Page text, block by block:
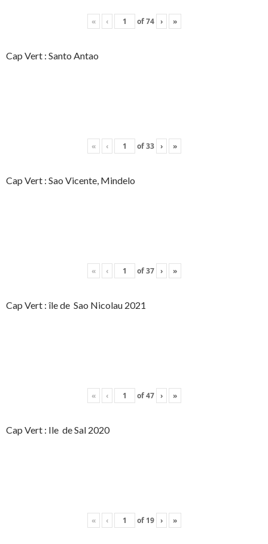
« ‹ of74 › »
Cap Vert : Santo Antao
« ‹ of33 › »
Cap Vert : Sao Vicente, Mindelo
« ‹ of37 › »
Cap Vert : île de Sao Nicolau 2021
« ‹ of47 › »
Cap Vert : Ile de Sal 2020
« ‹ of 19 › »